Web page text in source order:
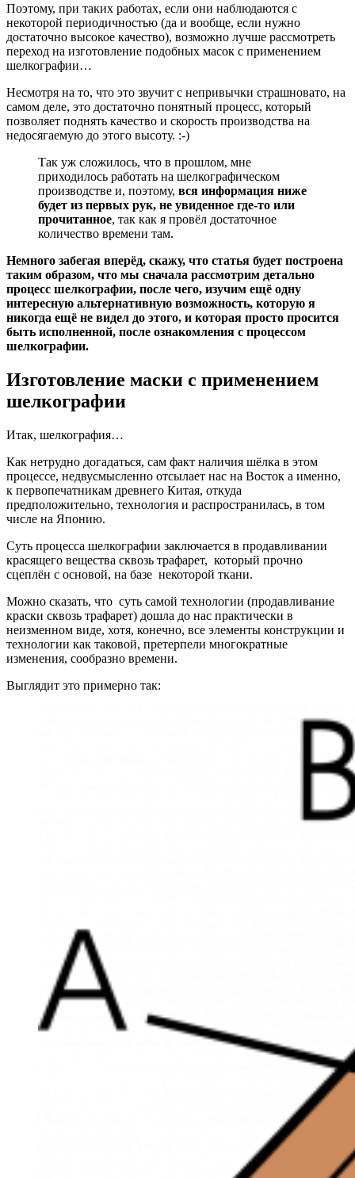
Поэтому, при таких работах, если они наблюдаются с
некоторой периодичностью (да и вообще, если нужно
достаточно высокое качество), возможно лучше рассмотреть
переход на изготовление подобных масок с применением
шелкографии…
Несмотря на то, что это звучит с непривычки страшновато, на
самом деле, это достаточно понятный процесс, который
позволяет поднять качество и скорость производства на
недосягаемую до этого высоту. :-)
Так уж сложилось, что в прошлом, мне
приходилось работать на шелкографическом
производстве и, поэтому, вся информация ниже
будет из первых рук, не увиденное где-то или
прочитанное, так как я провёл достаточное
количество времени там.
Немного забегая вперёд, скажу, что статья будет построена
таким образом, что мы сначала рассмотрим детально
процесс шелкографии, после чего, изучим ещё одну
интересную альтернативную возможность, которую я
никогда ещё не видел до этого, и которая просто просится
быть исполненной, после ознакомления с процессом
шелкографии.
Изготовление маски с применением
шелкографии
Итак, шелкография…
Как нетрудно догадаться, сам факт наличия шёлка в этом
процессе, недвусмысленно отсылает нас на Восток а именно,
к первопечатникам древнего Китая, откуда
предположительно, технология и распространилась, в том
числе на Японию.
Суть процесса шелкографии заключается в продавливании
красящего вещества сквозь трафарет, который прочно
сцеплён с основой, на базе некоторой ткани.
Можно сказать, что суть самой технологии (продавливание
краски сквозь трафарет) дошла до нас практически в
неизменном виде, хотя, конечно, все элементы конструкции и
технологии как таковой, претерпели многократные
изменения, сообразно времени.
Выглядит это примерно так: